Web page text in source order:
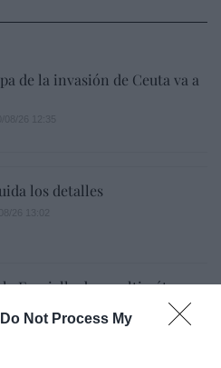
Do Not Process My
de la invasión de Ceuta va a
los detalles
Espriella da un ultimátum a
"Tienen dos caminos:
de la ley o enfrentar la
del Estado"